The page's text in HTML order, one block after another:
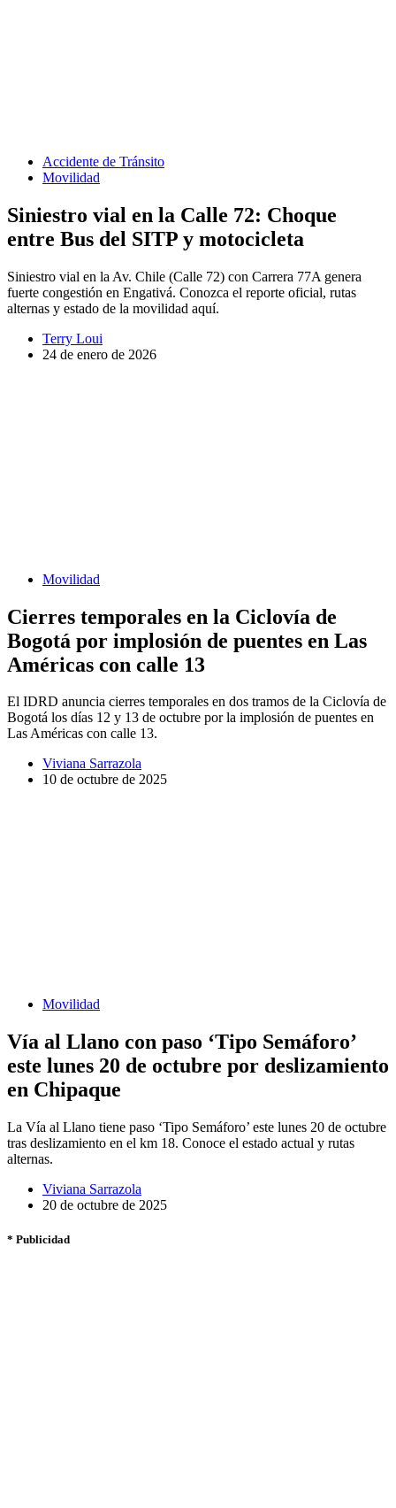
Accidente de Tránsito
Movilidad
Siniestro vial en la Calle 72: Choque
entre Bus del SITP y motocicleta
Siniestro vial en la Av. Chile (Calle 72) con Carrera 77A genera
fuerte congestión en Engativá. Conozca el reporte oficial, rutas
alternas y estado de la movilidad aquí.
Terry Loui
24 de enero de 2026
Movilidad
Cierres temporales en la Ciclovía de
Bogotá por implosión de puentes en Las
Américas con calle 13
El IDRD anuncia cierres temporales en dos tramos de la Ciclovía de
Bogotá los días 12 y 13 de octubre por la implosión de puentes en
Las Américas con calle 13.
Viviana Sarrazola
10 de octubre de 2025
Movilidad
Vía al Llano con paso ‘Tipo Semáforo’
este lunes 20 de octubre por deslizamiento
en Chipaque
La Vía al Llano tiene paso ‘Tipo Semáforo’ este lunes 20 de octubre
tras deslizamiento en el km 18. Conoce el estado actual y rutas
alternas.
Viviana Sarrazola
20 de octubre de 2025
* Publicidad